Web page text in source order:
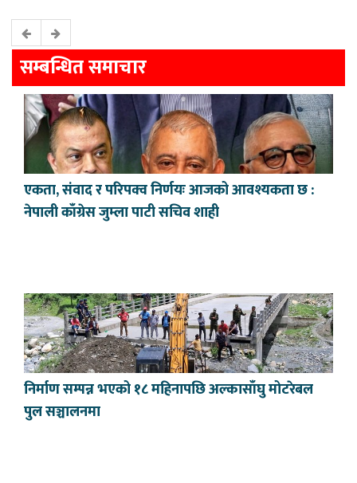
सम्बन्धित समाचार
एकता, संवाद र परिपक्व निर्णयः आजको आवश्यकता छ :
नेपाली काँग्रेस जुम्ला पाटी सचिव शाही
निर्माण सम्पन्न भएको १८ महिनापछि अल्कासाँघु मोटरेबल
पुल सञ्चालनमा